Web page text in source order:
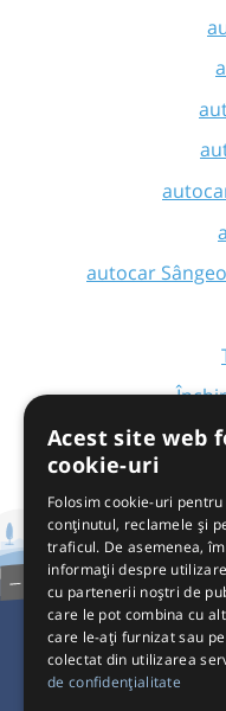
autocar
Acest site web
cookie-uri
Folosim cookie-uri
conținutul, reclamele și
traficul. De asemenea,
informații despre
cu partenerii noștri de
care le pot combina cu
care le-ați furnizat sau
colectat din utilizarea
de confidențialitate